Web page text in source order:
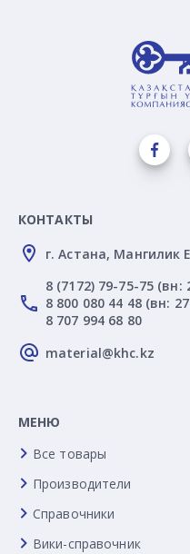
КОНТАКТЫ
г. Астана, Мангилик
8 (7172) 79-75-75 (вн:
8 800 080 44 48 (вн:
8 707 994 68 80
material@khc.kz
МЕНЮ
Все товары
Производители
Справочники
Вики-справочник